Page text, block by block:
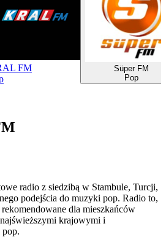
FM
Süper FM
Pop
radio z siedzibą w Stambule, Turcji,
podejścia do muzyki pop. Radio to,
dla mieszkańców
krajowymi i